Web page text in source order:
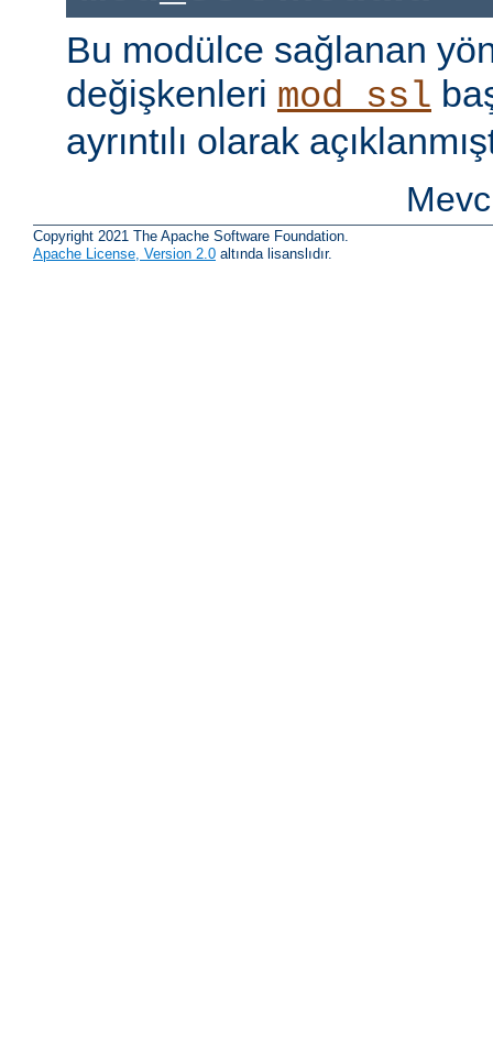
Bu modülce sağlanan
değişkenleri mod_ssl
ayrıntılı olarak
Copyright 2021 The Apache Software Foundation.
Apache License, Version 2.0 altında lisanslıdır.